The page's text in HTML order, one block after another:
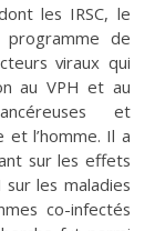
les IRSC, le
programme de
viraux qui
au VPH et au
et
et l’homme. Il a
sur les effets
les maladies
co-infectés